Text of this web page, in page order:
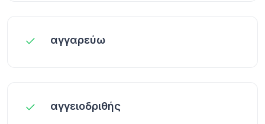
αγγαρεύω
αγγειοδριθής